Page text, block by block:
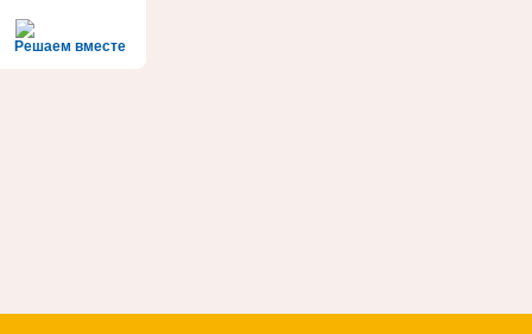
Решаем вместе